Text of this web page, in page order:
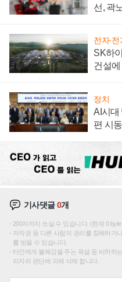
선, 곽
전자·전
SK하
건설에
정치
AI시대
편 시
기사댓글0개
200자까지 쓰실 수 있습니다. (현재 0
저작권 등 다른 사람의 권리를 침해하거
를 받을 수 있습니다.
타인에게 불쾌감을 주는 욕설 등 비하하
리자의 판단에 의해 삭제 합니다.